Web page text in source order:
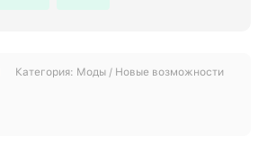
Категория: Моды / Новые возможности